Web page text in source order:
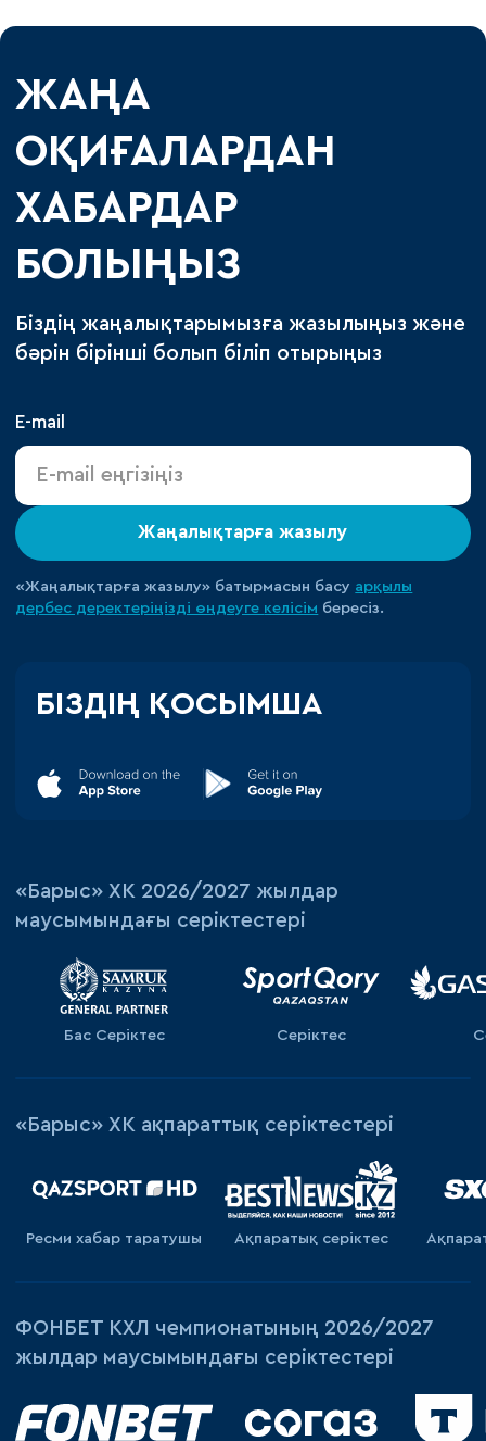
ЖАҢА
ОҚИҒАЛАРДАН
ХАБАРДАР
БОЛЫҢЫЗ
Біздің жаңалықтарымызға жазылыңыз және
бәрін бірінші болып біліп отырыңыз
E-mail
Жаңалықтарға жазылу
«Жаңалықтарға жазылу» батырмасын басу арқылы
дербес деректеріңізді өңдеуге келісім бересіз.
БІЗДІҢ ҚОСЫМША
«‎Барыс»‎ ХК 2026/2027 жылдар
маусымындағы серіктестері
Бас Серіктес Серіктес
«Барыс» ХК ақпараттық серіктестері
Ресми хабар таратушы Ақпаратық серiктес
ФОНБЕТ КХЛ чемпионатының 2026/2027
жылдар маусымындағы серіктестері